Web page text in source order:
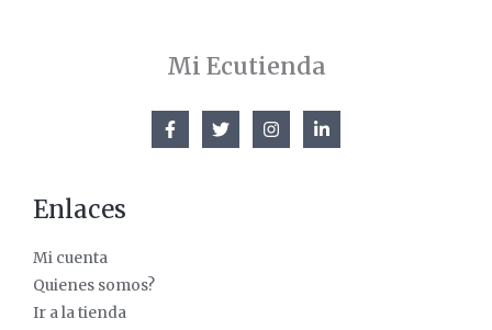
Mi Ecutienda
Enlaces
Mi cuenta
Quienes somos?
Ir a la tienda